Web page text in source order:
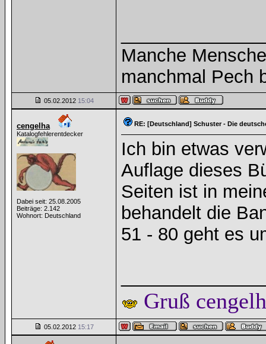
Manche
manchmal Pech
05.02.2012 15:04
cengelha
Katalogfehlerentdecker
Dabei seit: 25.08.2005
Beiträge: 2.142
Wohnort: Deutschland
RE: [Deutschland] Schuster - Die
Ich bin etwas
Auflage dieses
Seiten ist in
behandelt die
51 - 80 geht es
Gruß
05.02.2012 15:17